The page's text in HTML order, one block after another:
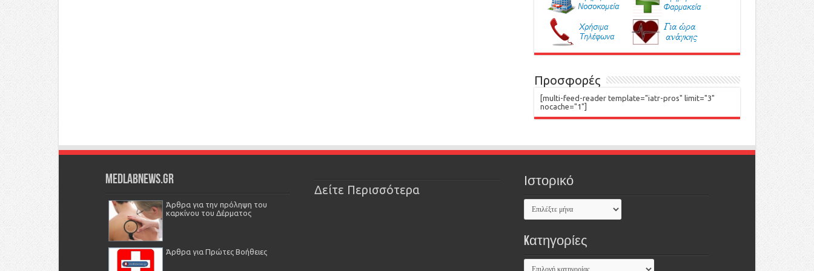
Προσφορές
[multi-feed-reader template="iatr-pros" limit="3"
nocache="1"]
Medlabnews.gr
Άρθρα για την πρόληψη του
καρκίνου του Δέρματος
Άρθρα για Πρώτες Βοήθειες
Δείτε Περισσότερα
Ιστορικό
Kατηγορίες